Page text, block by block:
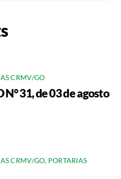
CRMV/GO
31, de 03 de agosto
CRMV/GO, PORTARIAS